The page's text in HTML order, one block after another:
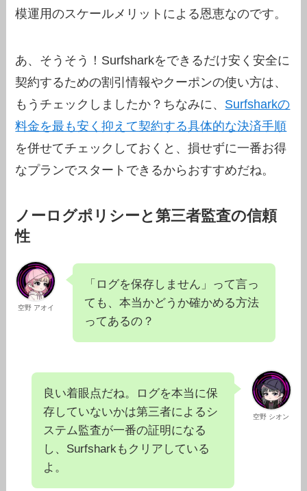
模運用のスケールメリットによる恩恵なのです。
あ、そうそう！Surfsharkをできるだけ安く安全に
契約するための割引情報やクーポンの使い方は、
もうチェックしましたか？ちなみに、 Surfsharkの
料金を最も安く抑えて契約する具体的な決済手順
を併せてチェックしておくと、損せずに一番お得
なプランでスタートできるからおすすめだね。
ノーログポリシーと第三者監査の信頼
性
空野 アオイ
「ログを保存しません」って言っ
ても、本当かどうか確かめる方法
ってあるの？
空野 シオン
良い着眼点だね。ログを本当に保
存していないかは第三者によるシ
ステム監査が一番の証明になる
し、Surfsharkもクリアしている
よ。